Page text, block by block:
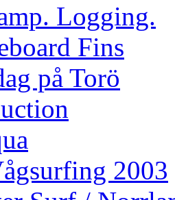
Logging.
Fins
på Torö
2003